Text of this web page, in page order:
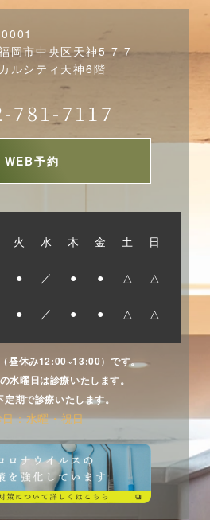
ついて
でなるべく早く
オ製薬）」※ネットから購入可
ぐきが腫れた（変色・歯肉の腫
く変色することがあります。
あれば、数週間〜数か月後に変
差は出ます。
まり変色が回復することはあり
までしたら神経のダメージが大
で神経をとる処置が必要になる
岡市中央区天神5-7-7
ルシティ天神6階
781-7117
WEB予約
火 水 木 金 土 日
● ／ ● ● △ △
● ／ ● ● △ △
休み12:00~13:00）です。
水曜日は診療いたします。
期で診療いたします。
：水曜・祝日